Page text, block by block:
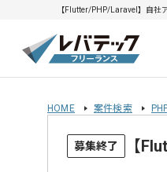
【Flutter/PHP/Laravel】自社
HOME 案件検索
募集終了 【